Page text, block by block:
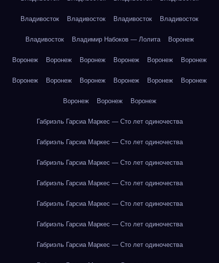
Владивосток Владивосток Владивосток Владивосток
Владивосток Владимир Набоков — Лолита Воронеж
Воронеж Воронеж Воронеж Воронеж Воронеж Воронеж
Воронеж Воронеж Воронеж Воронеж Воронеж Воронеж
Воронеж Воронеж Воронеж
Габриэль Гарсиа Маркес — Сто лет одиночества
Габриэль Гарсиа Маркес — Сто лет одиночества
Габриэль Гарсиа Маркес — Сто лет одиночества
Габриэль Гарсиа Маркес — Сто лет одиночества
Габриэль Гарсиа Маркес — Сто лет одиночества
Габриэль Гарсиа Маркес — Сто лет одиночества
Габриэль Гарсиа Маркес — Сто лет одиночества